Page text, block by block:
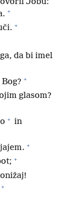
+
+
da bi imel
+
glasom?
+ in
+
+
+